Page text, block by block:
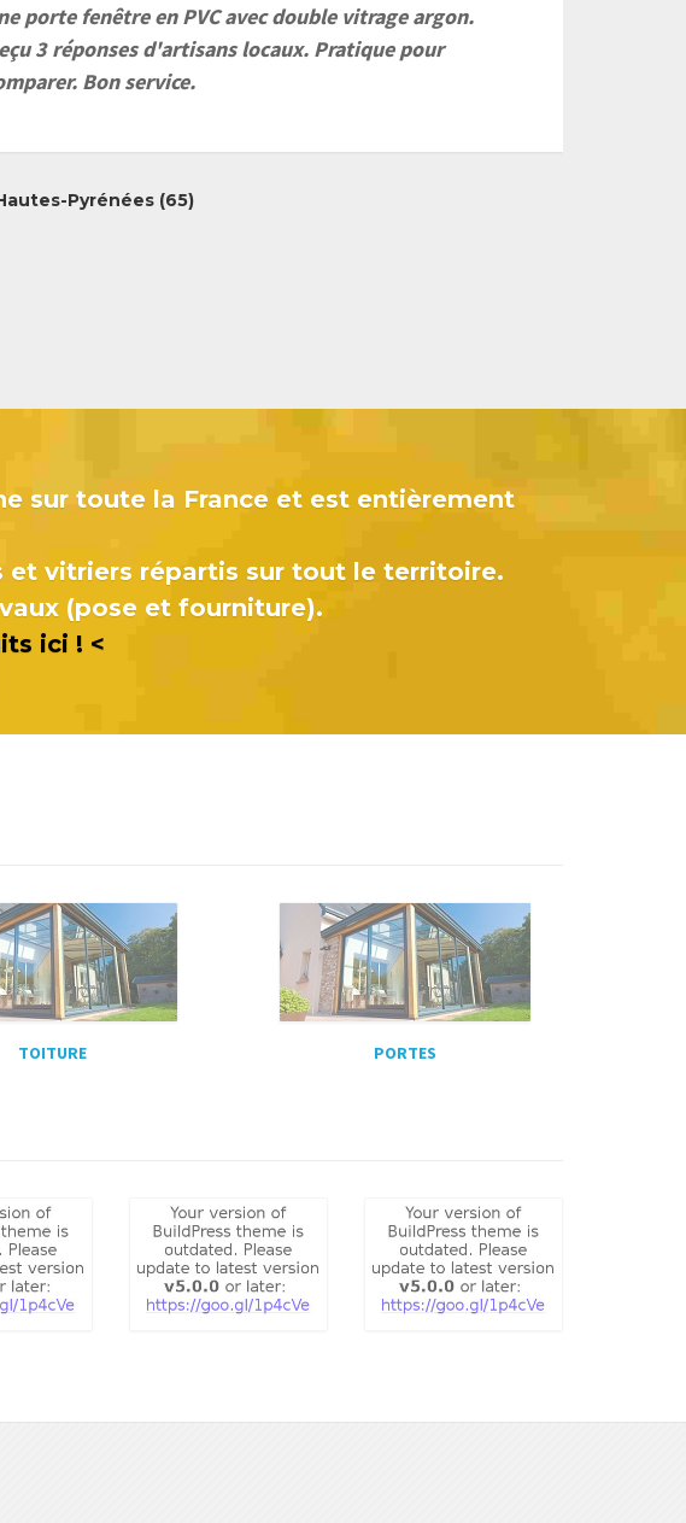
porte fenêtre en PVC avec double vitrage argon.
3 réponses d'artisans locaux. Pratique pour
Bon service.
Pyrénées (65)
sur toute la France et est entièrement
et vitriers répartis sur tout le territoire.
(pose et fourniture).
ici ! <
TOITURE PORTES